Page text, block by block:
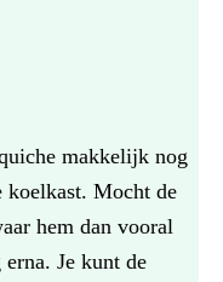
makkelijk nog
koelkast. Mocht de
hem dan vooral
Je kunt de